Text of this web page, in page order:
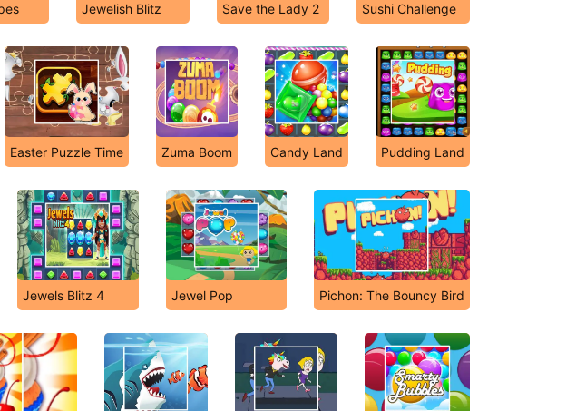
Jewelish Blitz Save the Lady 2 Sushi Challenge
Easter Puzzle Time Zuma Boom Candy Land Pudding Land
Jewels Blitz 4 Jewel Pop Pichon: The Bouncy Bird